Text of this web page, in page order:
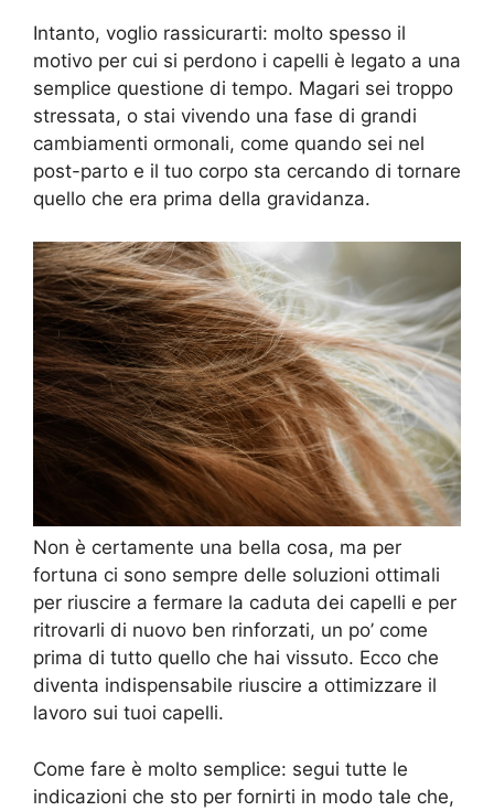
Intanto, voglio rassicurarti: molto spesso il
motivo per cui si perdono i capelli è legato a una
semplice questione di tempo. Magari sei troppo
stressata, o stai vivendo una fase di grandi
cambiamenti ormonali, come quando sei nel
post-parto e il tuo corpo sta cercando di tornare
quello che era prima della gravidanza.
Non è certamente una bella cosa, ma per
fortuna ci sono sempre delle soluzioni ottimali
per riuscire a fermare la caduta dei capelli e per
ritrovarli di nuovo ben rinforzati, un po’ come
prima di tutto quello che hai vissuto. Ecco che
diventa indispensabile riuscire a ottimizzare il
lavoro sui tuoi capelli.
Come fare è molto semplice: segui tutte le
indicazioni che sto per fornirti in modo tale che,